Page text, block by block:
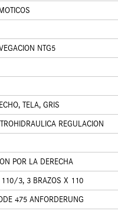
NTG5
TELA, GRIS
REGULACION
POR LA DERECHA
110/3, 3 BRAZOS X 110
475 ANFORDERUNG